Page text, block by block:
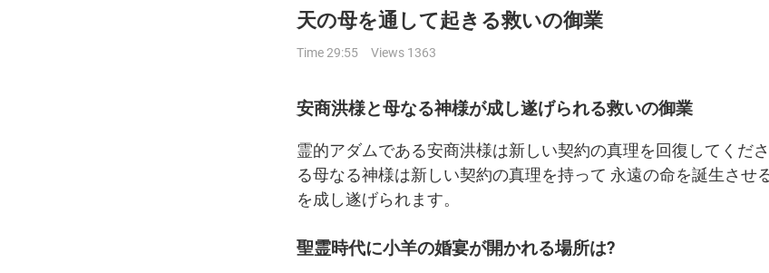
天の母を通して起きる救いの御業
Time 29:55 Views 1363
安商洪様と母なる神様が成し遂げられる救いの御業
霊的アダムである安商洪様は新しい契約の真理を回復してくだ
る母なる神様は新しい契約の真理を持って 永遠の命を誕生させ
を成し遂げられます。
聖霊時代に小羊の婚宴が開かれる場所は?